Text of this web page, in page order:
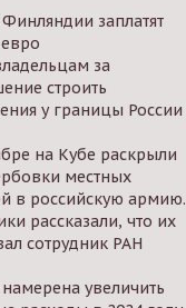
Финляндии заплатят
за
строить
у границы России
на Кубе раскрыли
местных
в российскую армию.
рассказали, что их
сотрудник РАН
намерена увеличить